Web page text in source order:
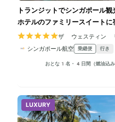
トランジットでシンガポール
ホテルのファミリースイートに
シンガポール航空
乗継便 行き
おとな1名・4日間（燃油込み
LUXURY